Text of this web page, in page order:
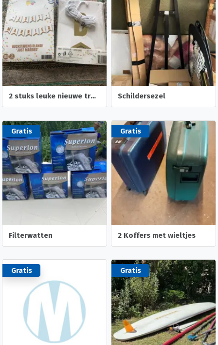
2 stuks leuke nieuwe trouw slingers- trouw foto albumpje Schildersezel
Gratis
Filterwatten
Gratis
2 Koffers met wieltjes
Gratis Gratis